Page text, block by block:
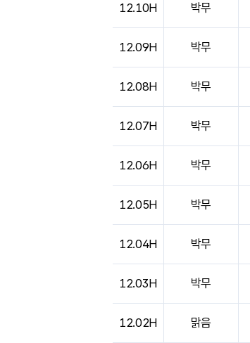
12.10H 박무
12.09H 박무
12.08H 박무
12.07H 박무
12.06H 박무
12.05H 박무
12.04H 박무
12.03H 박무
12.02H 맑음